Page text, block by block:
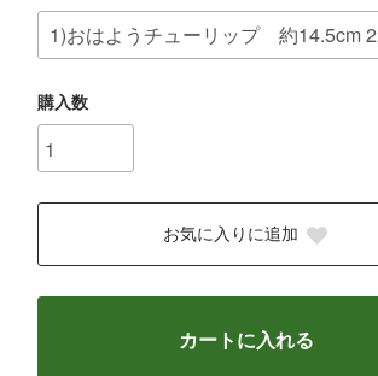
購入数
お気に入りに追加
カートに入れる